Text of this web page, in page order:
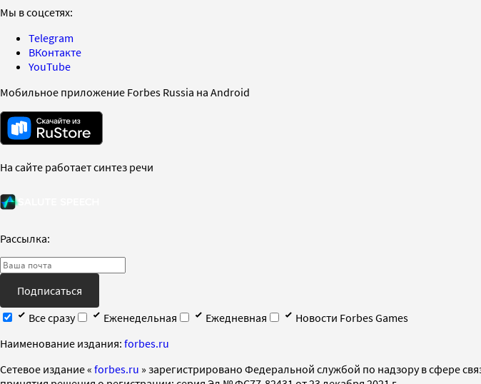
Мы в соцсетях:
Telegram
ВКонтакте
YouTube
Мобильное приложение Forbes Russia на Android
На сайте работает синтез речи
Рассылка:
Подписаться
Все сразу
Еженедельная Ежедневная
Новости Forbes Games
Наименование издания: forbes.ru
Cетевое издание « forbes.ru » зарегистрировано Федеральной службой по надзору в сфере